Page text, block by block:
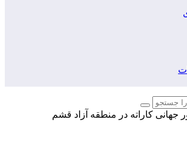
جهانی کاراته در منطقه آزاد قشم